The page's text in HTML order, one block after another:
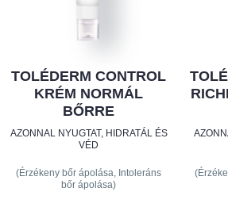
TOLÉDERM CONTROL
KRÉM NORMÁL
BŐRRE
AZONNAL NYUGTAT, HIDRATÁL ÉS
VÉD
(Érzékeny bőr ápolása, Intoleráns
bőr ápolása)